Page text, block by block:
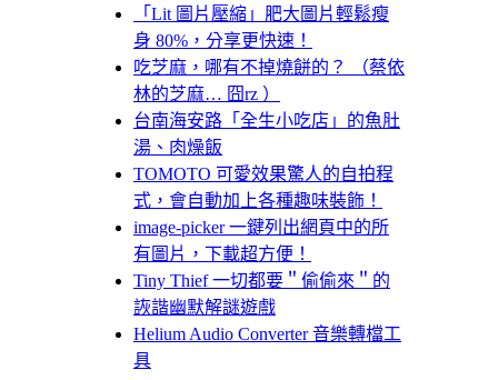
「Lit 圖片壓縮」肥大圖片輕鬆瘦
身 80%，分享更快速！
吃芝麻，哪有不掉燒餅的？ （蔡依
林的芝麻… 囧rz ）
台南海安路「全生小吃店」的魚肚
湯、肉燥飯
TOMOTO 可愛效果驚人的自拍程
式，會自動加上各種趣味裝飾！
image-picker 一鍵列出網頁中的所
有圖片，下載超方便！
Tiny Thief 一切都要＂偷偷來＂的
詼諧幽默解謎遊戲
Helium Audio Converter 音樂轉檔工
具